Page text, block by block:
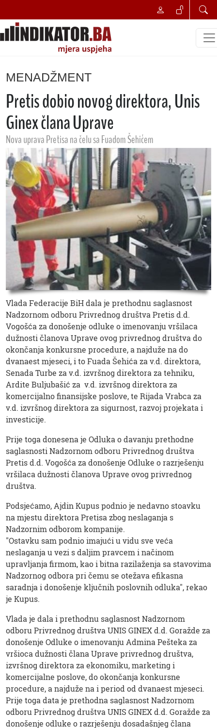
MENADŽMENT
Pretis dobio novog direktora, Unis
Ginex člana Uprave
Nova uprava Pretisa na čelu sa Fuadom Šehićem
Vlada Federacije BiH dala je prethodnu saglasnost
Nadzornom odboru Privrednog društva Pretis d.d.
Vogošća za donošenje odluke o imenovanju vršilaca
dužnosti članova Uprave ovog privrednog društva do
okončanja konkursne procedure, a najduže na do
dvanaest mjeseci, i to Fuada Šehića za v.d. direktora,
Senada Turbe za v.d. izvršnog direktora za tehniku,
Ardite Buljubašić za v.d. izvršnog direktora za
komercijalno finansijske poslove, te Rijada Vrabca za
v.d. izvršnog direktora za sigurnost, razvoj projekata i
investicije.
Prije toga donesena je Odluka o davanju prethodne
saglasnosti Nadzornom odboru Privrednog društva
Pretis d.d. Vogošća za donošenje Odluke o razrješenju
vršilaca dužnosti članova Uprave ovog privrednog
društva.
Podsjećamo, Ajdin Kupus podnio je nedavno stoavku
na mjestu direktora Pretisa zbog neslaganja s
Nadzornim odborom kompanije.
"Ostavku sam podnio imajući u vidu sve veća
neslaganja u vezi s daljim pravcem i načinom
upravljanja firmom, kao i bitna razilaženja sa stavovima
Nadzornog odbora pri čemu se otežava efikasna
saradnja i donošenje ključnih poslovnih odluka", rekao
je Kupus.
Vlada je dala i prethodnu saglasnost Nadzornom
odboru Privrednog društva UNIS GINEX d.d. Goražde za
donošenje Odluke o imenovanju Admina Pešteka za
vršioca dužnosti člana Uprave privrednog društva,
izvršnog direktora za ekonomiku, marketing i
komercijalne poslove, do okončanja konkursne
procedure, a najduže na i period od dvanaest mjeseci.
Prije toga data je prethodna saglasnost Nadzornom
odboru Privrednog društva UNIS GINEX d.d. Goražde za
donošenje odluke o razrješenju dosadašnjeg člana